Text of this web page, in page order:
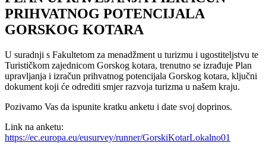
PRIHVATNOG POTENCIJALA
GORSKOG KOTARA
U suradnji s Fakultetom za menadžment u turizmu i ugostiteljstvu te
Turističkom zajednicom Gorskog kotara, trenutno se izrađuje Plan
upravljanja i izračun prihvatnog potencijala Gorskog kotara, ključni
dokument koji će odrediti smjer razvoja turizma u našem kraju.
Pozivamo Vas da ispunite kratku anketu i date svoj doprinos.
Link na anketu:
https://ec.europa.eu/eusurvey/runner/GorskiKotarLokalno01